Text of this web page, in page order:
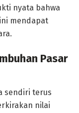
nyata bahwa
mendapat
Pasar
sendiri terus
nilai